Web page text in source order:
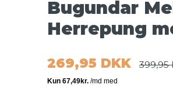
Bugundar
Herrepung
269,95 DKK 399,95